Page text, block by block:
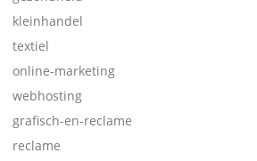
kleinhandel
textiel
online-marketing
webhosting
grafisch-en-reclame
reclame